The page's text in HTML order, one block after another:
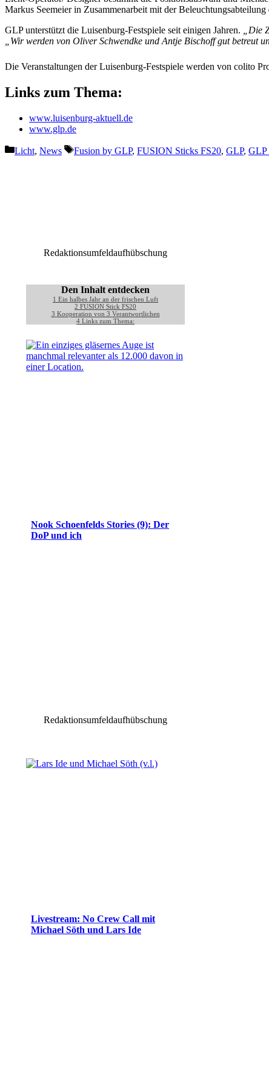
Markus Seemeier in Zusammenarbeit mit der
GLP unterstützt die Luisenburg-Festspiele seit einigen Jahren.
„Die
„Wir werden von Oliver Schwendke und Antje Bischoff gut betreut
Die Veranstaltungen der Luisenburg-Festspiele werden von colito
Links zum Thema:
www.luisenburg-aktuell.de
www.glp.de
Kategorien
Licht, News Schlagwörter
Fusion by GLP, FUSION Sticks FS20, GLP, GLP
Redaktionsumfeldaufhübschung
Den Inhalt entdecken
1 Ein halbes Jahr an der frischen Luft
2 FUSION Stick FS20
3 Kooperation von 3 Verantwortlichen
4 Links zum Thema:
Nook Schoenfelds Stories (9): Der
DoP und ich
Redaktionsumfeldaufhübschung
Livestream: No Crew Call mit
Michael Söth und Lars Ide